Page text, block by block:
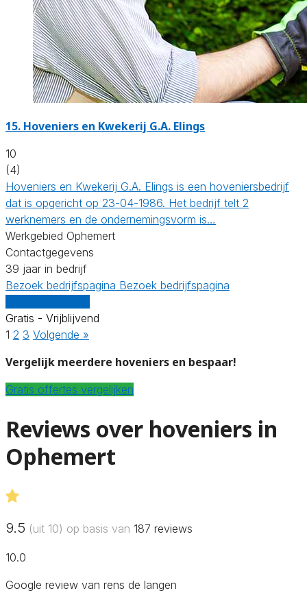
15. Hoveniers en Kwekerij G.A. Elings
10
(4)
Hoveniers en Kwekerij G.A. Elings is een hoveniersbedrijf
dat is opgericht op 23-04-1986. Het bedrijf telt 2
werknemers en de ondernemingsvorm is…
Werkgebied Ophemert
Contactgegevens
39 jaar in bedrijf
Bezoek bedrijfspagina Bezoek bedrijfspagina
Gratis - Vrijblijvend
1 2 3 Volgende »
Vergelijk meerdere hoveniers en bespaar!
Gratis offertes vergelijken
Reviews over hoveniers in
Ophemert
9.5 (uit 10) op basis van 187 reviews
10.0
Google review van rens de langen